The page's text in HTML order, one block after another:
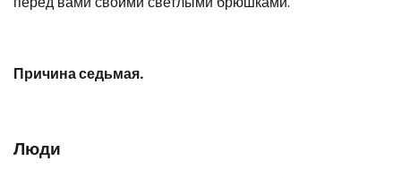
Причина седьмая.
Люди